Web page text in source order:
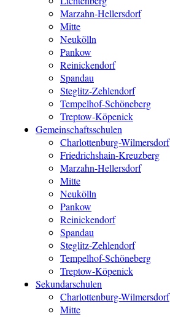
Marzahn-Hellersdorf
Mitte
Neukölln
Pankow
Reinickendorf
Spandau
Steglitz-Zehlendorf
Tempelhof-Schöneberg
Treptow-Köpenick
Gemeinschaftsschulen
Charlottenburg-Wilmersdorf
Friedrichshain-Kreuzberg
Marzahn-Hellersdorf
Mitte
Neukölln
Pankow
Reinickendorf
Spandau
Steglitz-Zehlendorf
Tempelhof-Schöneberg
Treptow-Köpenick
Sekundarschulen
Charlottenburg-Wilmersdorf
Mitte